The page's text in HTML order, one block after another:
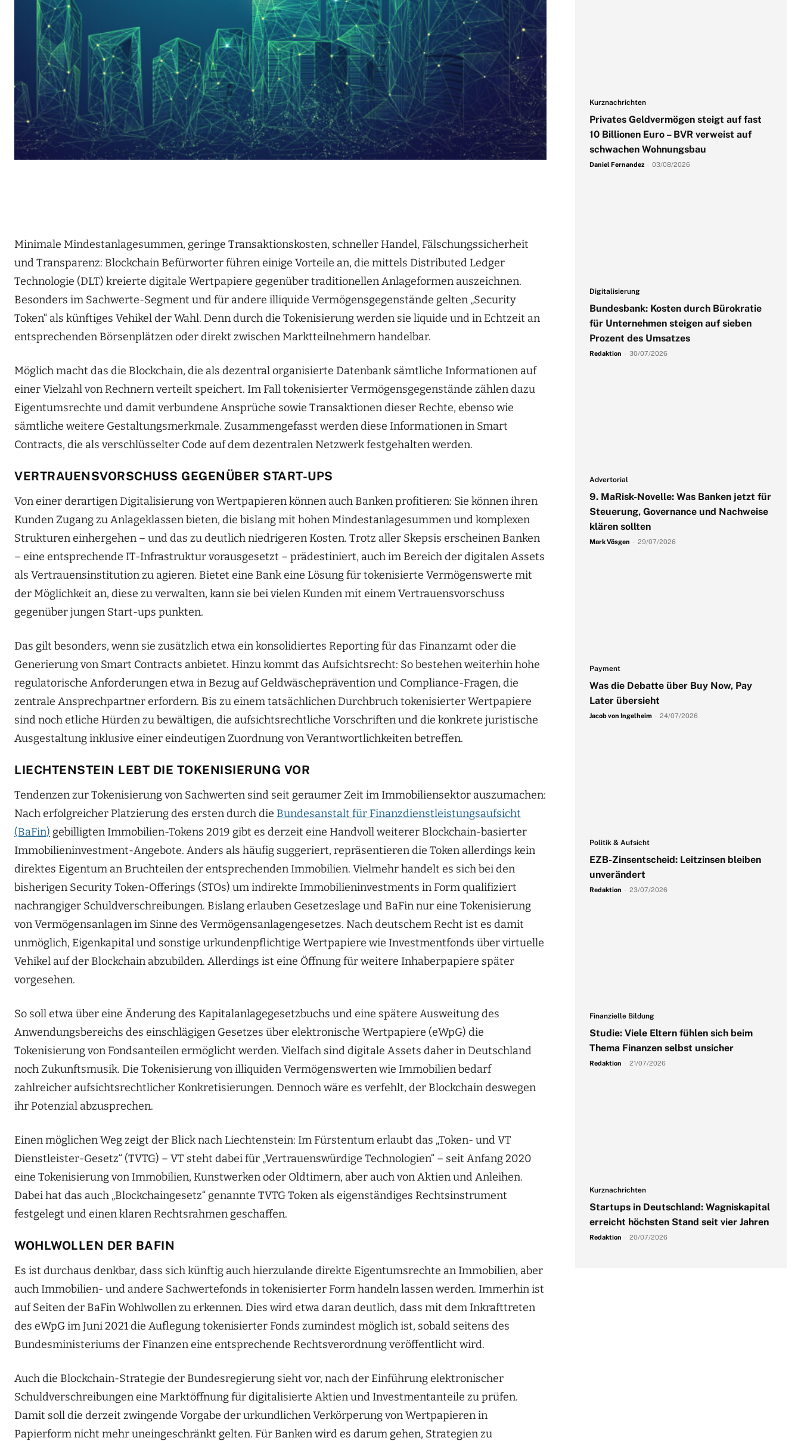
Minimale Mindestanlagesummen, geringe Transaktionskosten, schneller Handel, Fälschungssicherheit
und Transparenz: Blockchain Befürworter führen einige Vorteile an, die mittels Distributed Ledger
Technologie (DLT) kreierte digitale Wertpapiere gegenüber traditionellen Anlageformen auszeichnen.
Besonders im Sachwerte-Segment und für andere illiquide Vermögensgegenstände gelten „Security
Token“ als künftiges Vehikel der Wahl. Denn durch die Tokenisierung werden sie liquide und in Echtzeit an
entsprechenden Börsenplätzen oder direkt zwischen Marktteilnehmern handelbar.
Möglich macht das die Blockchain, die als dezentral organisierte Datenbank sämtliche Informationen auf
einer Vielzahl von Rechnern verteilt speichert. Im Fall tokenisierter Vermögensgegenstände zählen dazu
Eigentumsrechte und damit verbundene Ansprüche sowie Transaktionen dieser Rechte, ebenso wie
sämtliche weitere Gestaltungsmerkmale. Zusammengefasst werden diese Informationen in Smart
Contracts, die als verschlüsselter Code auf dem dezentralen Netzwerk festgehalten werden.
VERTRAUENSVORSCHUSS GEGENÜBER START-UPS
Von einer derartigen Digitalisierung von Wertpapieren können auch Banken profitieren: Sie können ihren
Kunden Zugang zu Anlageklassen bieten, die bislang mit hohen Mindestanlagesummen und komplexen
Strukturen einhergehen – und das zu deutlich niedrigeren Kosten. Trotz aller Skepsis erscheinen Banken
– eine entsprechende IT-Infrastruktur vorausgesetzt – prädestiniert, auch im Bereich der digitalen Assets
als Vertrauensinstitution zu agieren. Bietet eine Bank eine Lösung für tokenisierte Vermögenswerte mit
der Möglichkeit an, diese zu verwalten, kann sie bei vielen Kunden mit einem Vertrauensvorschuss
gegenüber jungen Start-ups punkten.
Das gilt besonders, wenn sie zusätzlich etwa ein konsolidiertes Reporting für das Finanzamt oder die
Generierung von Smart Contracts anbietet. Hinzu kommt das Aufsichtsrecht: So bestehen weiterhin hohe
regulatorische Anforderungen etwa in Bezug auf Geldwäscheprävention und Compliance-Fragen, die
zentrale Ansprechpartner erfordern. Bis zu einem tatsächlichen Durchbruch tokenisierter Wertpapiere
sind noch etliche Hürden zu bewältigen, die aufsichtsrechtliche Vorschriften und die konkrete juristische
Ausgestaltung inklusive einer eindeutigen Zuordnung von Verantwortlichkeiten betreffen.
LIECHTENSTEIN LEBT DIE TOKENISIERUNG VOR
Tendenzen zur Tokenisierung von Sachwerten sind seit geraumer Zeit im Immobiliensektor auszumachen:
Nach erfolgreicher Platzierung des ersten durch die Bundesanstalt für Finanzdienstleistungsaufsicht
(BaFin) gebilligten Immobilien-Tokens 2019 gibt es derzeit eine Handvoll weiterer Blockchain-basierter
Immobilieninvestment-Angebote. Anders als häufig suggeriert, repräsentieren die Token allerdings kein
direktes Eigentum an Bruchteilen der entsprechenden Immobilien. Vielmehr handelt es sich bei den
bisherigen Security Token-Offerings (STOs) um indirekte Immobilieninvestments in Form qualifiziert
nachrangiger Schuldverschreibungen. Bislang erlauben Gesetzeslage und BaFin nur eine Tokenisierung
von Vermögensanlagen im Sinne des Vermögensanlagengesetzes. Nach deutschem Recht ist es damit
unmöglich, Eigenkapital und sonstige urkundenpflichtige Wertpapiere wie Investmentfonds über virtuelle
Vehikel auf der Blockchain abzubilden. Allerdings ist eine Öffnung für weitere Inhaberpapiere später
vorgesehen.
So soll etwa über eine Änderung des Kapitalanlagegesetzbuchs und eine spätere Ausweitung des
Anwendungsbereichs des einschlägigen Gesetzes über elektronische Wertpapiere (eWpG) die
Tokenisierung von Fondsanteilen ermöglicht werden. Vielfach sind digitale Assets daher in Deutschland
noch Zukunftsmusik. Die Tokenisierung von illiquiden Vermögenswerten wie Immobilien bedarf
zahlreicher aufsichtsrechtlicher Konkretisierungen. Dennoch wäre es verfehlt, der Blockchain deswegen
ihr Potenzial abzusprechen.
Einen möglichen Weg zeigt der Blick nach Liechtenstein: Im Fürstentum erlaubt das „Token- und VT
Dienstleister-Gesetz“ (TVTG) – VT steht dabei für „Vertrauenswürdige Technologien“ – seit Anfang 2020
eine Tokenisierung von Immobilien, Kunstwerken oder Oldtimern, aber auch von Aktien und Anleihen.
Dabei hat das auch „Blockchaingesetz“ genannte TVTG Token als eigenständiges Rechtsinstrument
festgelegt und einen klaren Rechtsrahmen geschaffen.
WOHLWOLLEN DER BAFIN
Es ist durchaus denkbar, dass sich künftig auch hierzulande direkte Eigentumsrechte an Immobilien, aber
auch Immobilien- und andere Sachwertefonds in tokenisierter Form handeln lassen werden. Immerhin ist
auf Seiten der BaFin Wohlwollen zu erkennen. Dies wird etwa daran deutlich, dass mit dem Inkrafttreten
des eWpG im Juni 2021 die Auflegung tokenisierter Fonds zumindest möglich ist, sobald seitens des
Bundesministeriums der Finanzen eine entsprechende Rechtsverordnung veröffentlicht wird.
Auch die Blockchain-Strategie der Bundesregierung sieht vor, nach der Einführung elektronischer
Schuldverschreibungen eine Marktöffnung für digitalisierte Aktien und Investmentanteile zu prüfen.
Damit soll die derzeit zwingende Vorgabe der urkundlichen Verkörperung von Wertpapieren in
Papierform nicht mehr uneingeschränkt gelten. Für Banken wird es darum gehen, Strategien zu
Kurznachrichten
Privates Geldvermögen steigt auf fast
10 Billionen Euro – BVR verweist auf
schwachen Wohnungsbau
Daniel Fernandez 03/08/2026
Digitalisierung
Bundesbank: Kosten durch Bürokratie
für Unternehmen steigen auf sieben
Prozent des Umsatzes
Redaktion 30/07/2026
Advertorial
9. MaRisk-Novelle: Was Banken jetzt für
Steuerung, Governance und Nachweise
klären sollten
Mark Vösgen 29/07/2026
Payment
Was die Debatte über Buy Now, Pay
Later übersieht
Jacob von Ingelheim 24/07/2026
Politik & Aufsicht
EZB-Zinsentscheid: Leitzinsen bleiben
unverändert
Redaktion 23/07/2026
Finanzielle Bildung
Studie: Viele Eltern fühlen sich beim
Thema Finanzen selbst unsicher
Redaktion 21/07/2026
Kurznachrichten
Startups in Deutschland: Wagniskapital
erreicht höchsten Stand seit vier Jahren
Redaktion 20/07/2026